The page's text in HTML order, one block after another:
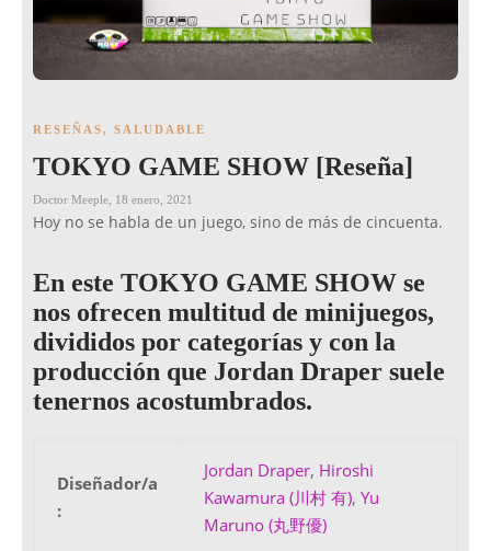
RESEÑAS, SALUDABLE
TOKYO GAME SHOW [Reseña]
Doctor Meeple 18 enero, 2021
Hoy no se habla de un juego, sino de más de cincuenta.
En este TOKYO GAME SHOW se
nos ofrecen multitud de minijuegos,
divididos por categorías y con la
producción que Jordan Draper suele
tenernos acostumbrados.
Diseñador/a
:
Jordan Draper, Hiroshi
Kawamura (川村 有), Yu
Maruno (丸野優)